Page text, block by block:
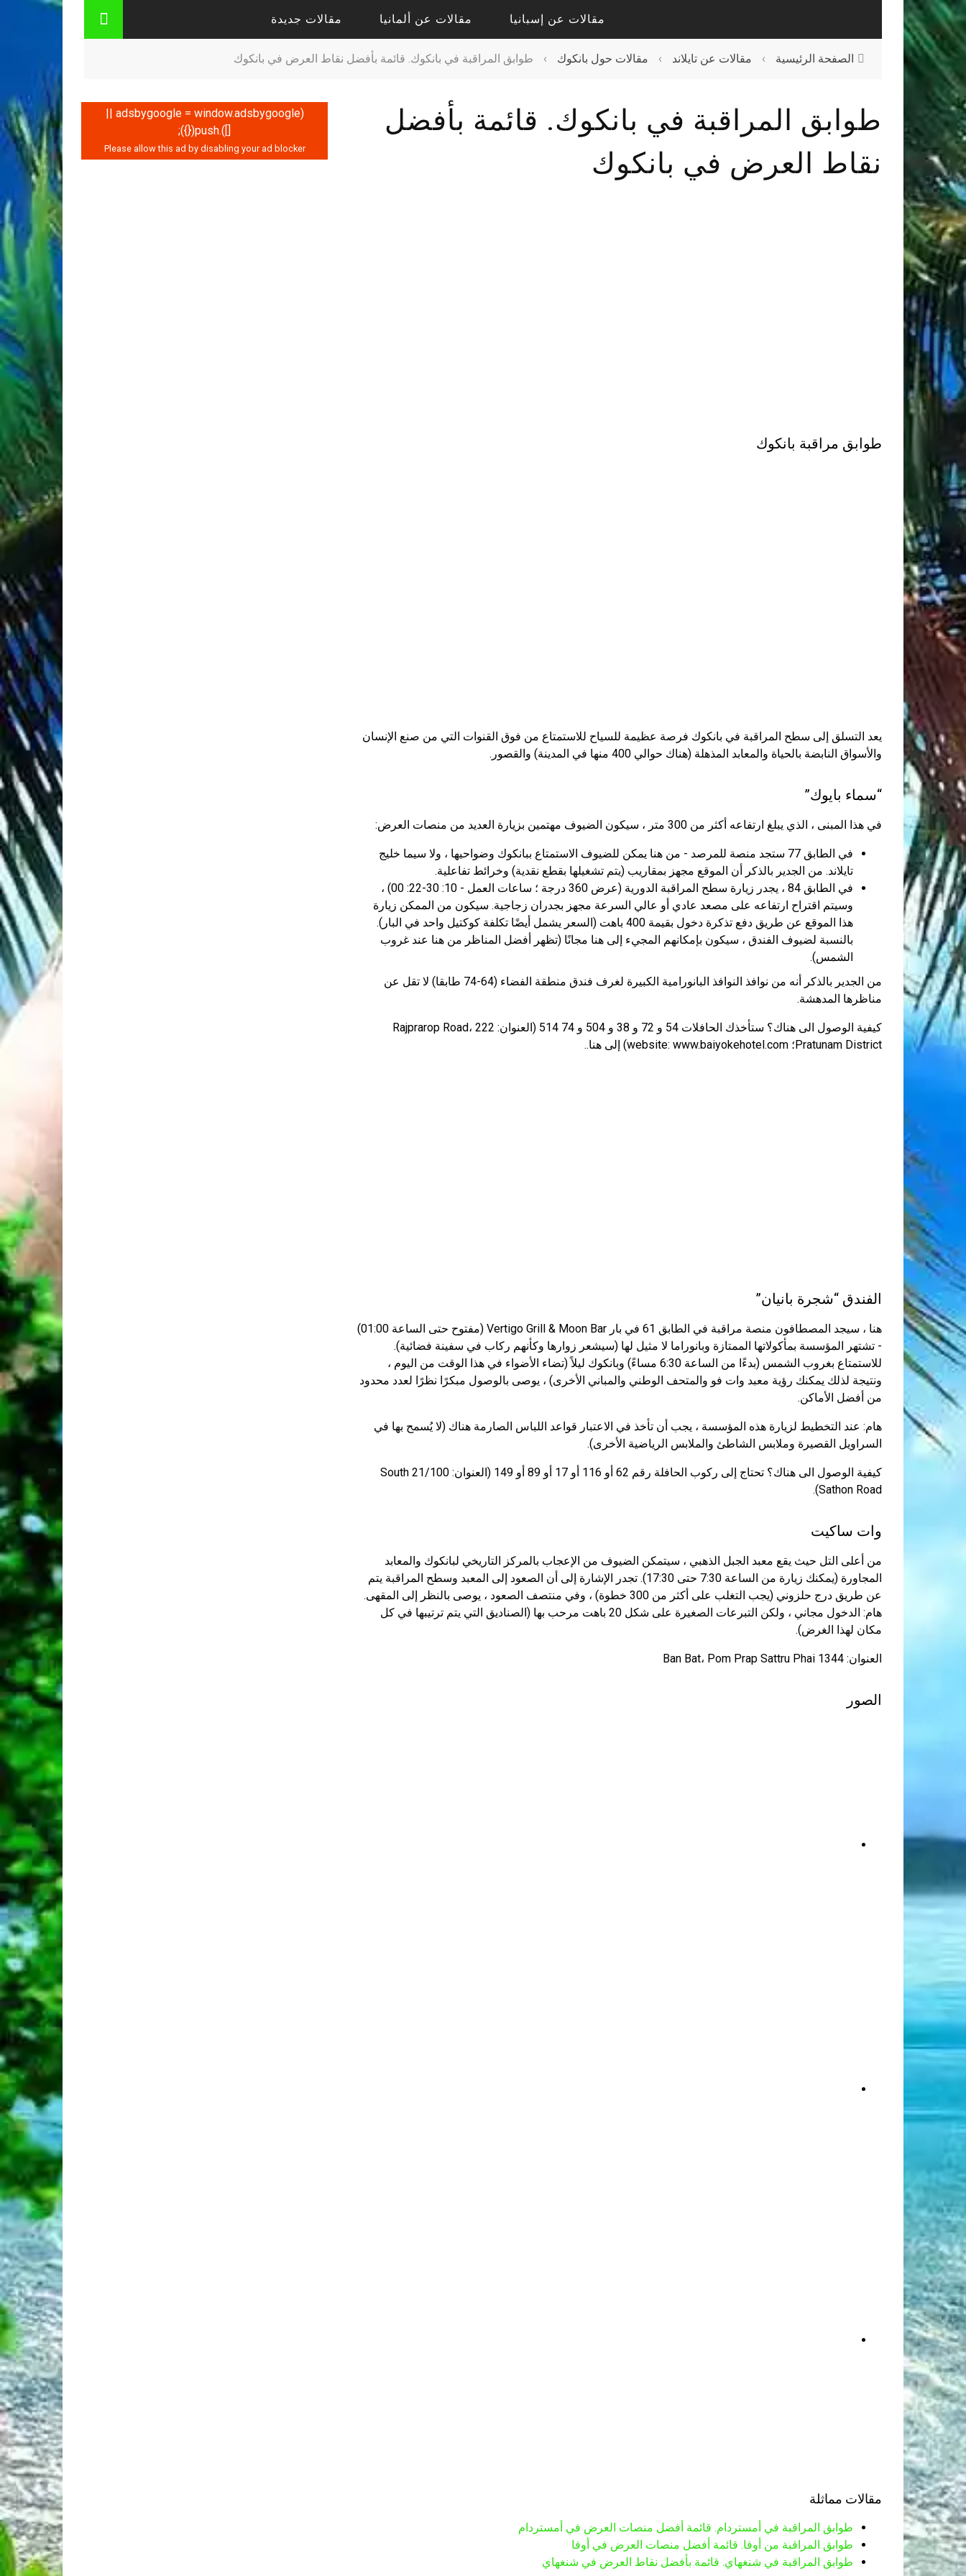
مقالات عن إسبانيا
مقالات حول فالنسيا
مقالات عن برشلونة
مقالات عن ألمانيا
مقالات حول كولونيا
مقالات جديدة
الصفحة الرئيسية › مقالات عن تايلاند › مقالات حول بانكوك › طوابق المراقبة في بانكوك. قائمة بأفضل نقاط العرض في بانكوك
طوابق المراقبة في بانكوك. قائمة بأفضل
نقاط العرض في بانكوك
طوابق مراقبة بانكوك
يعد التسلق إلى سطح المراقبة في بانكوك فرصة عظيمة للسياح للاستمتاع من فوق القنوات التي من صنع الإنسان
والأسواق النابضة بالحياة والمعابد المذهلة (هناك حوالي 400 منها في المدينة) والقصور.
“سماء بايوك”
في هذا المبنى ، الذي يبلغ ارتفاعه أكثر من 300 متر ، سيكون الضيوف مهتمين بزيارة العديد من منصات العرض:
في الطابق 77 ستجد منصة للمرصد - من هنا يمكن للضيوف الاستمتاع ببانكوك وضواحيها ، ولا سيما خليج
تايلاند. من الجدير بالذكر أن الموقع مجهز بمقاريب (يتم تشغيلها بقطع نقدية) وخرائط تفاعلية.
في الطابق 84 ، يجدر زيارة سطح المراقبة الدورية (عرض 360 درجة ؛ ساعات العمل - 10: 30-22: 00) ،
وسيتم اقتراح ارتفاعه على مصعد عادي أو عالي السرعة مجهز بجدران زجاجية. سيكون من الممكن زيارة
هذا الموقع عن طريق دفع تذكرة دخول بقيمة 400 باهت (السعر يشمل أيضًا تكلفة كوكتيل واحد في البار).
بالنسبة لضيوف الفندق ، سيكون بإمكانهم المجيء إلى هنا مجانًا (تظهر أفضل المناظر من هنا عند غروب
الشمس).
من الجدير بالذكر أنه من نوافذ النوافذ البانورامية الكبيرة لغرف فندق منطقة الفضاء (64-74 طابقا) لا تقل عن
مناظرها المدهشة.
كيفية الوصول الى هناك؟ ستأخذك الحافلات 54 و 72 و 38 و 504 و 74 514 (العنوان: 222 Rajprarop Road،
Pratunam District؛ website: www.baiyokehotel.com) إلى هنا..
الفندق “شجرة بانيان”
هنا ، سيجد المصطافون منصة مراقبة في الطابق 61 في بار Vertigo Grill & Moon Bar (مفتوح حتى الساعة 01:00)
- تشتهر المؤسسة بمأكولاتها الممتازة وبانوراما لا مثيل لها (سيشعر زوارها وكأنهم ركاب في سفينة فضائية).
للاستمتاع بغروب الشمس (بدءًا من الساعة 6:30 مساءً) وبانكوك ليلاً (تضاء الأضواء في هذا الوقت من اليوم ،
ونتيجة لذلك يمكنك رؤية معبد وات فو والمتحف الوطني والمباني الأخرى) ، يوصى بالوصول مبكرًا نظرًا لعدد محدود
من أفضل الأماكن.
هام: عند التخطيط لزيارة هذه المؤسسة ، يجب أن تأخذ في الاعتبار قواعد اللباس الصارمة هناك (لا يُسمح بها في
السراويل القصيرة وملابس الشاطئ والملابس الرياضية الأخرى).
كيفية الوصول الى هناك؟ تحتاج إلى ركوب الحافلة رقم 62 أو 116 أو 17 أو 89 أو 149 (العنوان: 21/100 South
Sathon Road).
وات ساكيت
من أعلى التل حيث يقع معبد الجبل الذهبي ، سيتمكن الضيوف من الإعجاب بالمركز التاريخي لبانكوك والمعابد
المجاورة (يمكنك زيارة من الساعة 7:30 حتى 17:30). تجدر الإشارة إلى أن الصعود إلى المعبد وسطح المراقبة يتم
عن طريق درج حلزوني (يجب التغلب على أكثر من 300 خطوة) ، وفي منتصف الصعود ، يوصى بالنظر إلى المقهى.
هام: الدخول مجاني ، ولكن التبرعات الصغيرة على شكل 20 باهت مرحب بها (الصناديق التي يتم ترتيبها في كل
مكان لهذا الغرض).
العنوان: 1344 Ban Bat، Pom Prap Sattru Phai
الصور
مقالات مماثلة
طوابق المراقبة في أمستردام. قائمة أفضل منصات العرض في أمستردام
طوابق المراقبة من أوفا. قائمة أفضل منصات العرض في أوفا
طوابق المراقبة في شنغهاي. قائمة بأفضل نقاط العرض في شنغهاي
(adsbygoogle = window.adsbygoogle ||
[]).push({});